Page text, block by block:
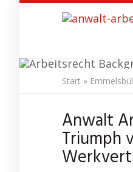
content
Start »
Anwalt
Triumph